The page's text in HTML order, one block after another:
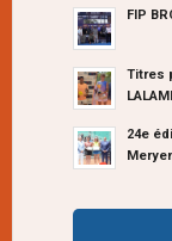
FIP
Titres
24e